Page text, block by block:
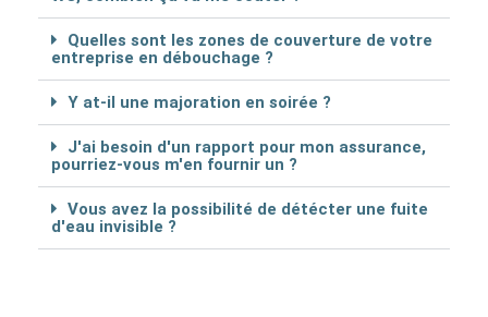
Quelles sont les zones de couverture de votre
entreprise en débouchage ?
Y at-il une majoration en soirée ?
J'ai besoin d'un rapport pour mon assurance,
pourriez-vous m'en fournir un ?
Vous avez la possibilité de détécter une fuite
d'eau invisible ?